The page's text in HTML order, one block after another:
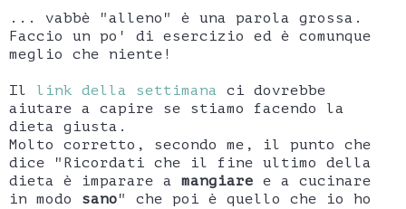
... vabbè "alleno" è una parola grossa.
Faccio un po' di esercizio ed è comunque
meglio che niente!
Il link della settimana ci dovrebbe
aiutare a capire se stiamo facendo la
dieta giusta.
Molto corretto, secondo me, il punto che
dice "Ricordati che il fine ultimo della
dieta è imparare a mangiare e a cucinare
in modo sano" che poi è quello che io ho